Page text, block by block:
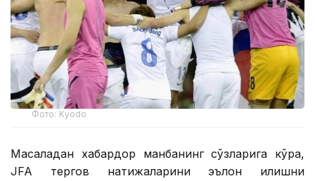
Фото: Kyodo
Масаладан хабардор манбанинг сўзларига кўра,
JFA тергов натижаларини эълон қилишни